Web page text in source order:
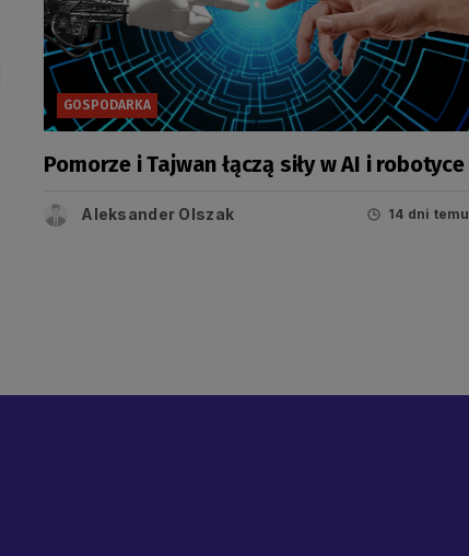
GOSPODARKA
Pomorze i Tajwan łączą siły w AI i robotyce
Aleksander Olszak 14 dni temu